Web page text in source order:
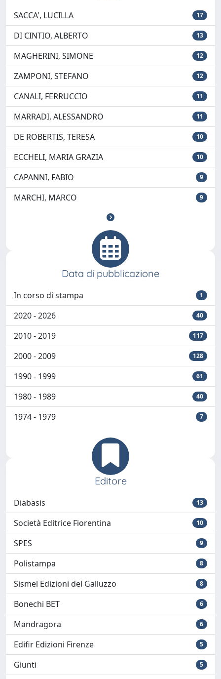
SACCA', LUCILLA 17
DI CINTIO, ALBERTO 13
MAGHERINI, SIMONE 12
ZAMPONI, STEFANO 12
CANALI, FERRUCCIO 11
MARRADI, ALESSANDRO 11
DE ROBERTIS, TERESA 10
ECCHELI, MARIA GRAZIA 10
CAPANNI, FABIO 9
MARCHI, MARCO 9
Data di pubblicazione
In corso di stampa 1
2020 - 2026 40
2010 - 2019 117
2000 - 2009 128
1990 - 1999 61
1980 - 1989 40
1974 - 1979 7
Editore
Diabasis 13
Società Editrice Fiorentina 10
SPES 9
Polistampa 8
Sismel Edizioni del Galluzzo 8
Bonechi BET 6
Mandragora 6
Edifir Edizioni Firenze 5
Giunti 5